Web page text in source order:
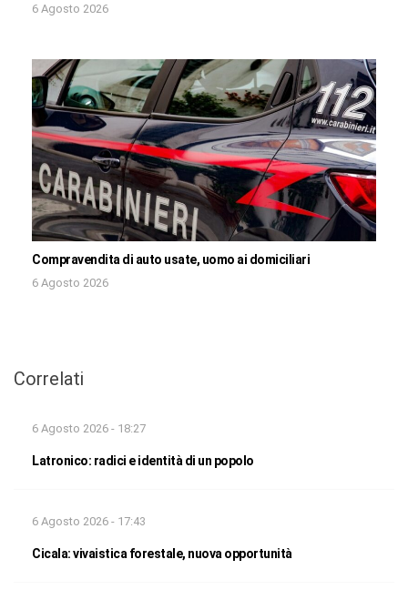
6 Agosto 2026
Compravendita di auto usate, uomo ai domiciliari
6 Agosto 2026
Correlati
6 Agosto 2026 - 18:27
Latronico: radici e identità di un popolo
6 Agosto 2026 - 17:43
Cicala: vivaistica forestale, nuova opportunità